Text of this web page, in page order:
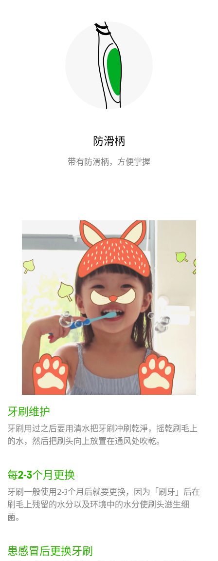
防滑柄
带有防滑柄，方便掌握
牙刷维护
牙刷用过之后要用清水把牙刷冲刷乾淨，摇乾刷毛上
的水，然后把刷头向上放置在通风处吹乾。
每2-3个月更换
牙刷一般使用2-3个月后就要更换，因为「刷牙」后在
刷毛上残留的水分以及环境中的水分使刷头滋生细
菌。
患感冒后更换牙刷